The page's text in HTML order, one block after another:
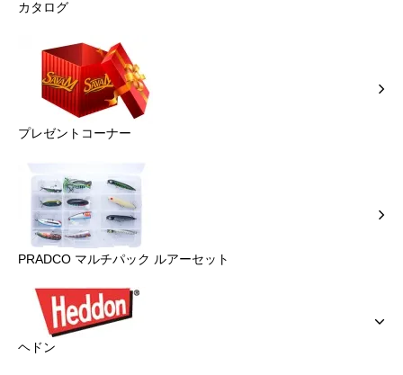
カタログ
プレゼントコーナー
PRADCO マルチパック ルアーセット
ヘドン